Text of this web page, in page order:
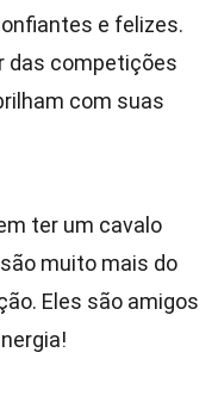
e felizes.
das competições
com suas
ter um cavalo
muito mais do
Eles são amigos